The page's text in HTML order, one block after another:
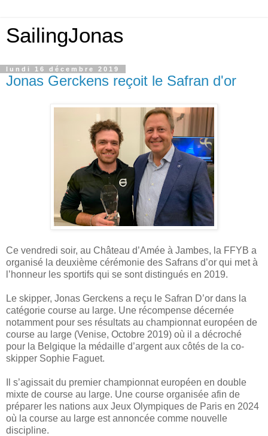
SailingJonas
lundi 16 décembre 2019
Jonas Gerckens reçoit le Safran d'or
Ce vendredi soir, au Château d’Amée à Jambes, la FFYB a
organisé la deuxième cérémonie des Safrans d’or qui met à
l’honneur les sportifs qui se sont distingués en 2019.
Le skipper, Jonas Gerckens a reçu le Safran D’or dans la
catégorie course au large. Une récompense décernée
notamment pour ses résultats au championnat européen de
course au large (Venise, Octobre 2019) où il a décroché
pour la Belgique la médaille d’argent aux côtés de la co-
skipper Sophie Faguet.
Il s’agissait du premier championnat européen en double
mixte de course au large. Une course organisée afin de
préparer les nations aux Jeux Olympiques de Paris en 2024
où la course au large est annoncée comme nouvelle
discipline.